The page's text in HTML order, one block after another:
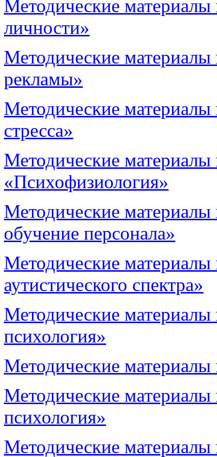
Методические
личности»
Методические
рекламы»
Методические
стресса»
Методические
«Психофизиология»
Методические
обучение персонала»
Методические материалы
аутистического спектра»
Методические
психология»
Методические
Методические
психология»
Методические